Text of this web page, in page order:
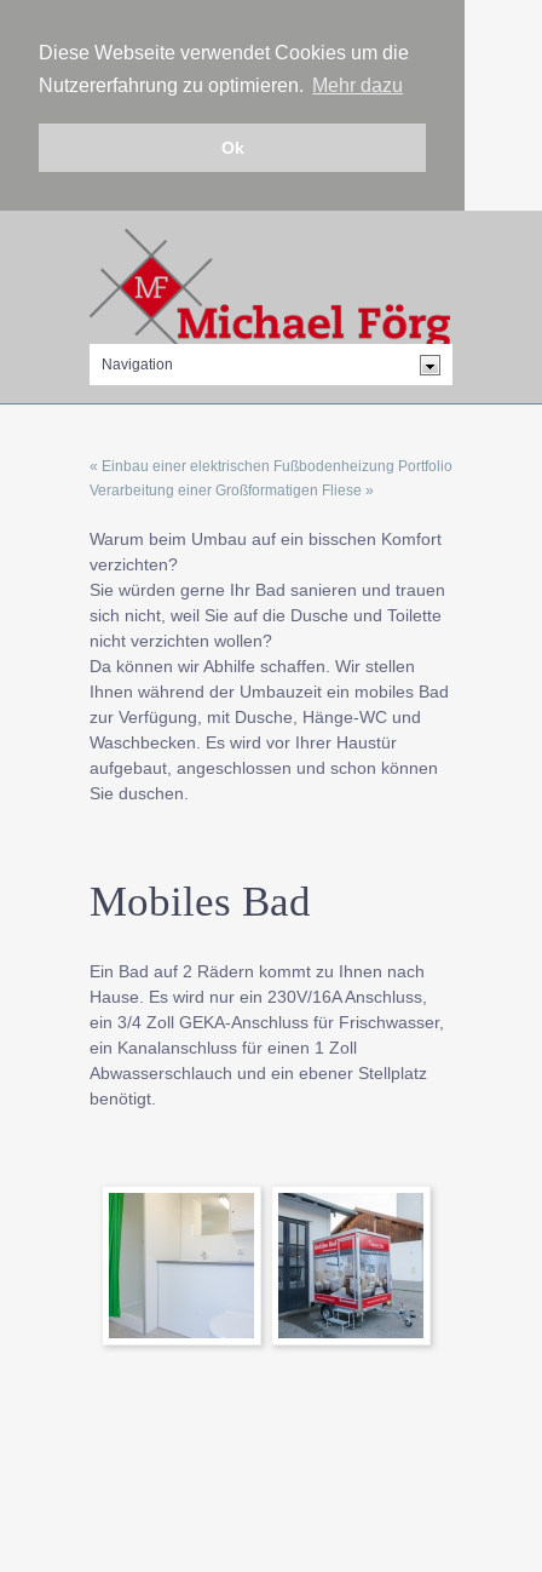
Diese Webseite verwendet Cookies um die
Nutzererfahrung zu optimieren. Mehr dazu
Ok
« Einbau einer elektrischen Fußbodenheizung Portfolio
Verarbeitung einer Großformatigen Fliese »
Warum beim Umbau auf ein bisschen Komfort
verzichten?
Sie würden gerne Ihr Bad sanieren und trauen
sich nicht, weil Sie auf die Dusche und Toilette
nicht verzichten wollen?
Da können wir Abhilfe schaffen. Wir stellen
Ihnen während der Umbauzeit ein mobiles Bad
zur Verfügung, mit Dusche, Hänge-WC und
Waschbecken. Es wird vor Ihrer Haustür
aufgebaut, angeschlossen und schon können
Sie duschen.
Mobiles Bad
Ein Bad auf 2 Rädern kommt zu Ihnen nach
Hause. Es wird nur ein 230V/16A Anschluss,
ein 3/4 Zoll GEKA-Anschluss für Frischwasser,
ein Kanalanschluss für einen 1 Zoll
Abwasserschlauch und ein ebener Stellplatz
benötigt.